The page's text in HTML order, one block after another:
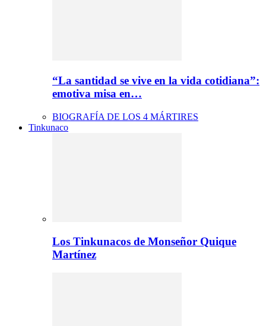
“La santidad se vive en la vida cotidiana”:
emotiva misa en…
BIOGRAFÍA DE LOS 4 MÁRTIRES
Tinkunaco
Los Tinkunacos de Monseñor Quique
Martínez